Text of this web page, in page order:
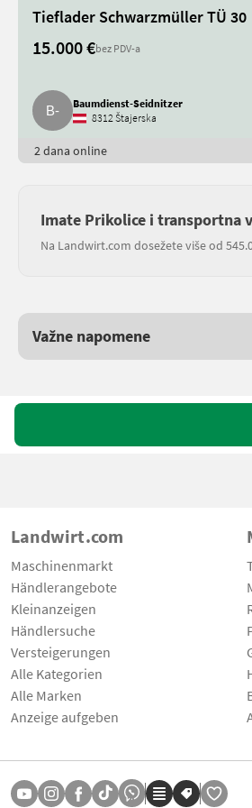
Tieflader Schwarzmüller TÜ 30
15.000 €bez PDV-a
Baumdienst-Seidnitzer
8312 Štajerska
2 dana online
Imate Prikolice i transportna
Na Landwirt.com dosežete više od
Važne napomene
Landwirt.com
Maschinenmarkt
Händlerangebote
Kleinanzeigen
Händlersuche
Versteigerungen
Alle Kategorien
Alle Marken
Anzeige aufgeben